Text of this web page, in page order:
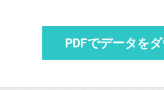
PDFでデータを